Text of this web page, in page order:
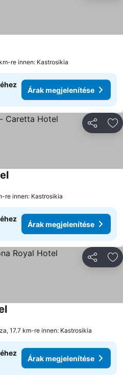
re innen: Kastrosikia
Árak megjelenítése
Árak megjelenítése
re innen: Kastrosikia
Árak megjelenítése
Árak megjelenítése
17.7 km-re innen: Kastrosikia
Árak megjelenítése